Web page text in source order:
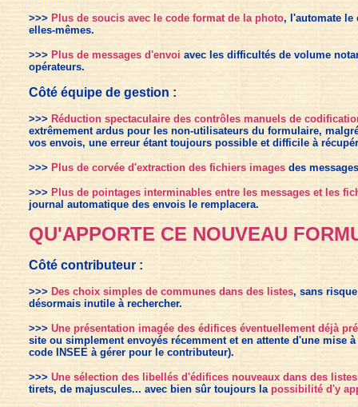
>>> Plus de soucis avec le code format de la photo, l'automate le
elles-mêmes.
>>> Plus de messages d'envoi avec les difficultés de volume
opérateurs.
Côté équipe de gestion :
>>> Réduction spectaculaire des contrôlesmanuelsde
extrêmement ardus pour les non-utilisateurs du formulaire,
vos envois, une erreur étant toujours possible et difficile à
>>> Plus de corvée d'extraction des fichiers imagesdes
>>> Plus de pointages interminables entre les messages et les
journal automatique des envois le remplacera.
QU'APPORTE CE NOUVEAU
Côté contributeur :
>>> Des choix simples de communes dans des listes, sans
désormais inutile à rechercher.
>>> Une présentation imagée des édifices éventuellement déjà
site ou simplement envoyés récemment et en attente d'une mise
code INSEE à gérer pour le contributeur).
>>> Une sélection des libellés d'édifices nouveaux dans des listes
tirets, de majuscules... avec bien sûr toujours la possibilité d'y